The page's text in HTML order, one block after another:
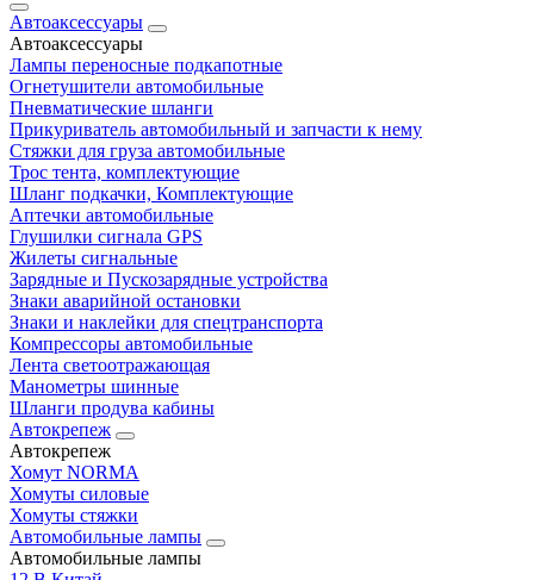
Автоаксессуары
Автоаксессуары
Лампы переносные подкапотные
Огнетушители автомобильные
Пневматические шланги
Прикуриватель автомобильный и запчасти к нему
Стяжки для груза автомобильные
Трос тента, комплектующие
Шланг подкачки, Комплектующие
Аптечки автомобильные
Глушилки сигнала GPS
Жилеты сигнальные
Зарядные и Пускозарядные устройства
Знаки аварийной остановки
Знаки и наклейки для спецтранспорта
Компрессоры автомобильные
Лента светоотражающая
Манометры шинные
Шланги продува кабины
Автокрепеж
Автокрепеж
Хомут NORMA
Хомуты силовые
Хомуты стяжки
Автомобильные лампы
Автомобильные лампы